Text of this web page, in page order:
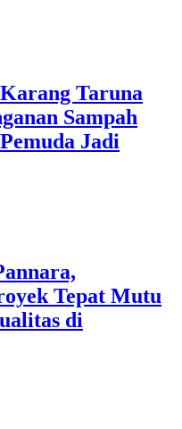
Taruna
Sampah
Jadi
Tepat Mutu
di